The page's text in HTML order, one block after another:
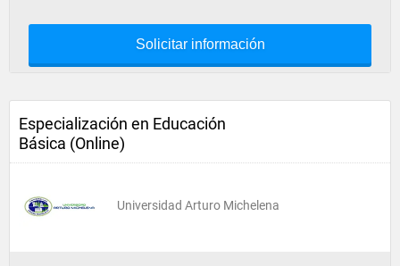
Solicitar información
Especialización en Educación
Básica (Online)
Universidad Arturo Michelena